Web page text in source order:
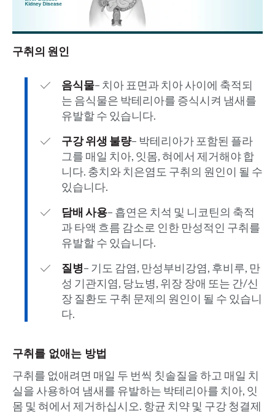
구취의 원인
음식물– 치아 표면과 치아 사이에 축적되
는 음식물은 박테리아를 증식시켜 냄새를
유발할 수 있습니다.
구강 위생 불량– 박테리아가 포함된 플라
그를 매일 치아, 잇몸, 혀에서 제거해야 합
니다. 충치와 치은염도 구취의 원인이 될 수
있습니다.
담배 사용– 흡연은 치석 및 니코틴의 축적
과 타액 흐름 감소로 인한 만성적인 구취를
유발할 수 있습니다.
질병– 기도 감염, 만성부비강염, 후비루, 만
성 기관지염, 당뇨병, 위장 장애 또는 간/신
장 질환도 구취 문제의 원인이 될 수 있습니
다.
구취를 없애는 방법
구취를 없애려면 매일 두 번씩 칫솔질을 하고 매일 치
실을 사용하여 냄새를 유발하는 박테리아를 치아, 잇
몸 및 혀에서 제거하십시오. 항균 치약 및 구강 청결제